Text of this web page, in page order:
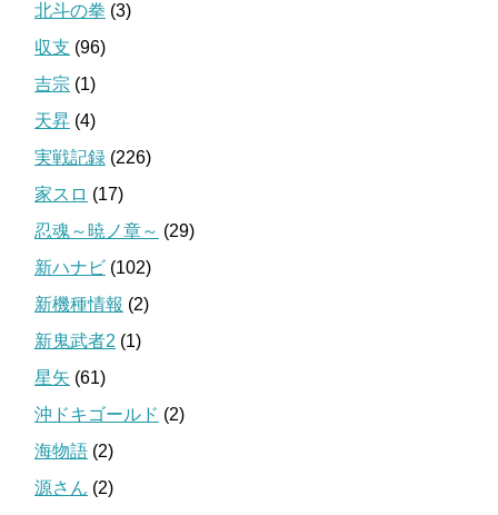
北斗の拳 (3)
収支 (96)
吉宗 (1)
天昇 (4)
実戦記録 (226)
家スロ (17)
忍魂～暁ノ章～ (29)
新ハナビ (102)
新機種情報 (2)
新鬼武者2 (1)
星矢 (61)
沖ドキゴールド (2)
海物語 (2)
源さん (2)